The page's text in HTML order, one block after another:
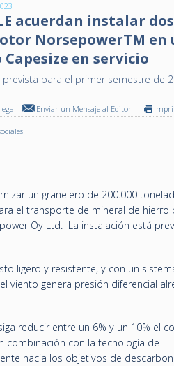
acuerdan instalar dos
NorsepowerTM en
en servicio
prevista para el primer semestre de
Enviar un Mensaje al Editor
un granelero de 200.000
el transporte de mineral de hierro
Oy Ltd. La instalación está
ligero y resistente, y con un
viento genera presión diferencial
reducir entre un 6% y un 10% el
combinación con la tecnología de
hacia los objetivos de